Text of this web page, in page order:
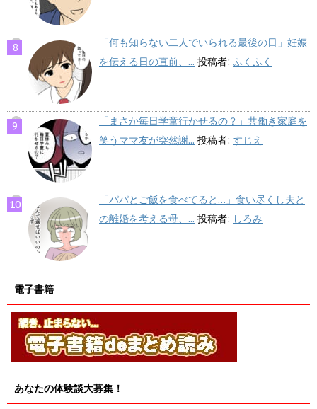
「何も知らない二人でいられる最後の日」妊娠
を伝える日の直前、... 投稿者: ふくふく
「まさか毎日学童行かせるの？」共働き家庭を
笑うママ友が突然謝... 投稿者: すじえ
「パパとご飯を食べてると…」食い尽くし夫と
の離婚を考える母、... 投稿者: しろみ
電子書籍
あなたの体験談大募集！